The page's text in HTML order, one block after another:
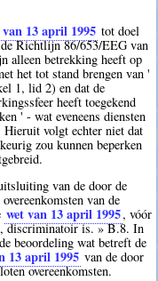
van 13 april 1995 tot doel
de Richtlijn 86/653/EEG van
alleen betrekking heeft op
het tot stand brengen van '
1, lid 2) en dat de
heeft toegekend
' - wat eveneens diensten
Hieruit volgt echter niet dat
zou kunnen beperken
van de door de
van de
wet van 13 april 1995, vóór
, discriminatoir is. » B.8. In
beoordeling wat betreft de
13 april 1995 van de door
overeenkomsten.